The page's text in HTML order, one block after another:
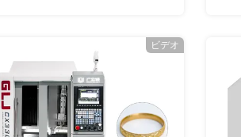
ビデオ